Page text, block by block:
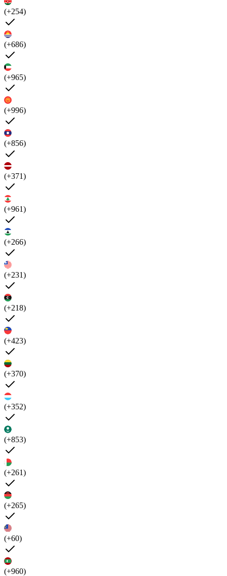
(+254)
(+686)
(+965)
(+996)
(+856)
(+371)
(+961)
(+266)
(+231)
(+218)
(+423)
(+370)
(+352)
(+853)
(+261)
(+265)
(+60)
(+960)